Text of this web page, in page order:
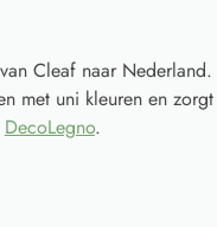
Cleaf naar
met uni kleuren en
DecoLegno.